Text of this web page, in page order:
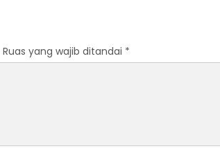
Ruas yang wajib ditandai *